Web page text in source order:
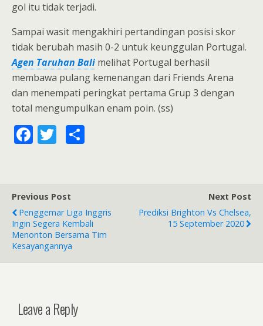
gol itu tidak terjadi.
Sampai wasit mengakhiri pertandingan posisi skor
tidak berubah masih 0-2 untuk keunggulan Portugal.
Agen Taruhan Bali melihat Portugal berhasil
membawa pulang kemenangan dari Friends Arena
dan menempati peringkat pertama Grup 3 dengan
total mengumpulkan enam poin. (ss)
F
b
o
o
k
T
er
Previous Post
Penggemar Liga Inggris
Ingin Segera Kembali
Menonton Bersama Tim
Kesayangannya
Next Post
Prediksi Brighton Vs Chelsea,
15 September 2020
Leave a Reply